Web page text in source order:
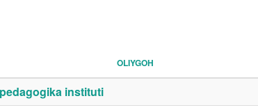
OLIYGOH
instituti